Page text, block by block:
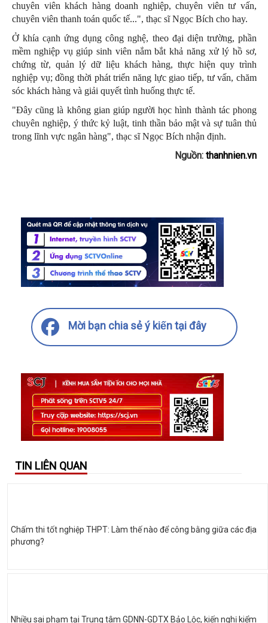
chuyên viên khách hàng doanh nghiệp, chuyên viên tư vấn,
chuyên viên thanh toán quốc tế...", thạc sĩ Ngọc Bích cho hay.
Ở khía cạnh ứng dụng công nghệ, theo đại diện trường, phần
mềm nghiệp vụ giúp sinh viên nắm bắt khả năng xử lý hồ sơ,
chứng từ, quản lý dữ liệu khách hàng, thực hiện quy trình
nghiệp vụ; đồng thời phát triển năng lực giao tiếp, tư vấn, chăm
sóc khách hàng và giải quyết tình huống thực tế.
"Đây cũng là không gian giúp người học hình thành tác phong
chuyên nghiệp, ý thức kỷ luật, tinh thần bảo mật và sự tuân thủ
trong lĩnh vực ngân hàng", thạc sĩ Ngọc Bích nhận định.
Nguồn: thanhnien.vn
Mời bạn chia sẻ ý kiến tại đây
TIN LIÊN QUAN
Chấm thi tốt nghiệp THPT: Làm thế nào để công bằng giữa các địa
phương?
Nhiều sai phạm tại Trung tâm GDNN-GDTX Bảo Lộc, kiến nghị kiểm